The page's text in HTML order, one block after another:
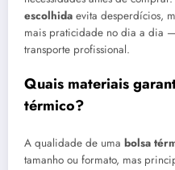
escolhida evita desperdícios,
mais praticidade no dia a dia
transporte profissional.
Quais materiais
térmico?
A qualidade de uma bolsa
tamanho ou formato, mas